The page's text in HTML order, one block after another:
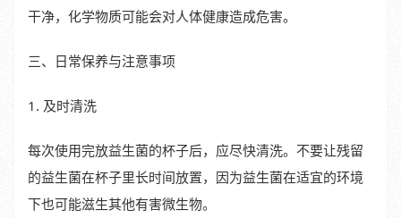
干净，化学物质可能会对人体健康造成危害。
三、日常保养与注意事项
1. 及时清洗
每次使用完放益生菌的杯子后，应尽快清洗。不要让残留
的益生菌在杯子里长时间放置，因为益生菌在适宜的环境
下也可能滋生其他有害微生物。